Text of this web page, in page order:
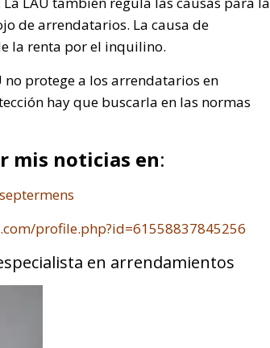
de arrendatarios. La causa de
la renta por el inquilino.
no protege a los arrendatarios en
hay que buscarla en las normas
mis noticias en:
profile.php?id=61558837845256
en arrendamientos